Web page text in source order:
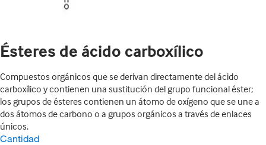
Ésteres de ácido carboxílico
Compuestos orgánicos que se derivan directamente del ácido
carboxílico y contienen una sustitución del grupo funcional éster;
los grupos de ésteres contienen un átomo de oxígeno que se une a
dos átomos de carbono o a grupos orgánicos a través de enlaces
únicos.
Cantidad